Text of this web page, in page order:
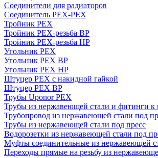
Соединители для радиаторов
Соединитель PEX-PEX
Тройник PEX
Тройник PEX-резьба ВР
Тройник PEX-резьба НР
Угольник PEX
Угольник PEX ВР
Угольник PEX НР
Штуцер PEX c накидной гайкой
Штуцер PEX ВР
Трубы Uponor PEX
Трубы из нержавеющей стали и фитинги к
Трубопровод из нержавеющей стали под
Трубы из нержавеющей стали под пресс
Водорозетки из нержавеющей стали под
Муфты соединительные из нержавеющей
Переходы прямые на резьбу из